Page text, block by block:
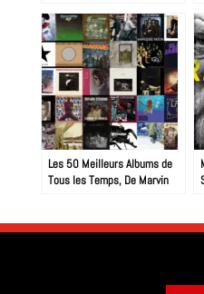
Les 50 Meilleurs Albums de
Tous les Temps, De Marvin